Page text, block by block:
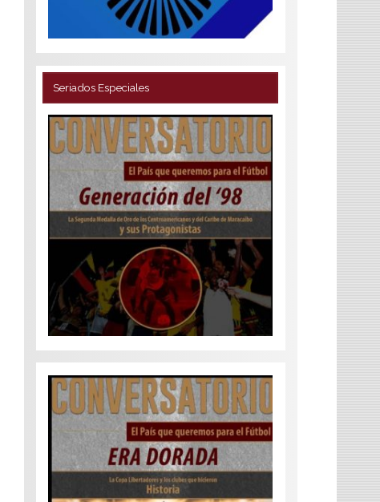
Seriados Especiales